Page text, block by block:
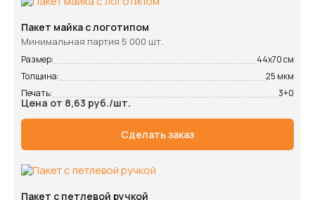
Пакет майка с логотипом
Минимальная партия 5 000 шт.
Размер:
44х70 см
Толщина:
25 мкм
Печать:
3+0
Цена от 8,63 руб./шт.
Сделать заказ
Пакет с петлевой ручкой